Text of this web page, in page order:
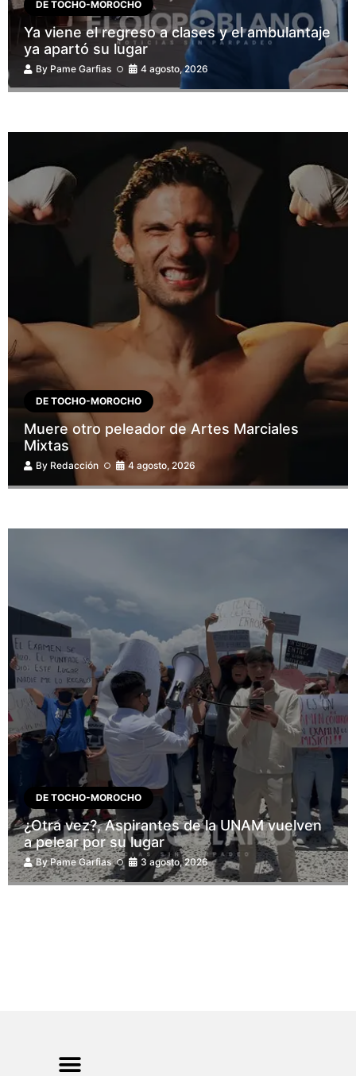
DE TOCHO-MOROCHO
Ya viene el regreso a clases y el ambulantaje
ya apartó su lugar
By Pame Garfias 4 agosto, 2026
DE TOCHO-MOROCHO
Muere otro peleador de Artes Marciales
Mixtas
By Redacción 4 agosto, 2026
DE TOCHO-MOROCHO
¿Otra vez?, Aspirantes de la UNAM vuelven
a pelear por su lugar
ByPame Garfias 3 agosto, 2026